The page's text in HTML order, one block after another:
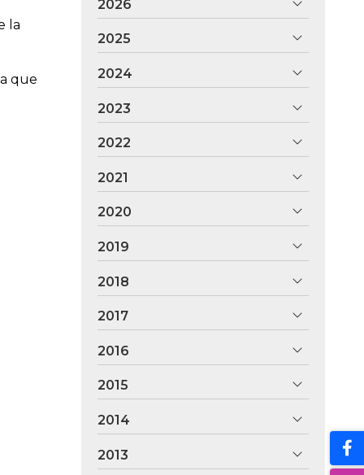
la
que
2026
2025
2024
2023
2022
2021
2020
2019
2018
2017
2016
2015
2014
2013